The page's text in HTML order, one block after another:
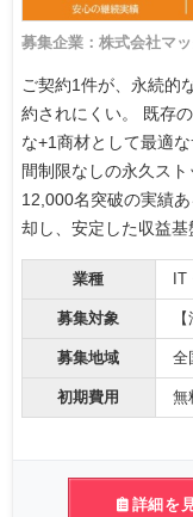
募集企業：株式会社マ
ご契約1件が、永続的
約されにくい。 既存
な+1商材として最適
間制限なしの永久ス
12,000名突破の実績
却し、安定した収益基
業種
募集対象
募集地域 全
初期費用 無
詳細を